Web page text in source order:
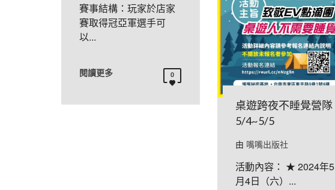
賽事結構：玩家於店家
賽取得冠亞軍選手可
以...
閱讀更多 0
桌遊跨夜不睡覺營隊
5/4~5/5
由 嘴嘴出版社
活動內容： ★ 2024年5
月4日（六）...